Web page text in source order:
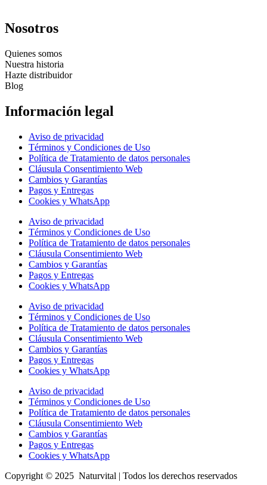
Nosotros
Quienes somos
Nuestra historia
Hazte distribuidor
Blog
Información legal
Aviso de privacidad
Términos y Condiciones de Uso
Política de Tratamiento de datos personales
Cláusula Consentimiento Web
Cambios y Garantías
Pagos y Entregas
Cookies y WhatsApp
Aviso de privacidad
Términos y Condiciones de Uso
Política de Tratamiento de datos personales
Cláusula Consentimiento Web
Cambios y Garantías
Pagos y Entregas
Cookies y WhatsApp
Aviso de privacidad
Términos y Condiciones de Uso
Política de Tratamiento de datos personales
Cláusula Consentimiento Web
Cambios y Garantías
Pagos y Entregas
Cookies y WhatsApp
Aviso de privacidad
Términos y Condiciones de Uso
Política de Tratamiento de datos personales
Cláusula Consentimiento Web
Cambios y Garantías
Pagos y Entregas
Cookies y WhatsApp
Copyright © 2025 Naturvital | Todos los derechos reservados